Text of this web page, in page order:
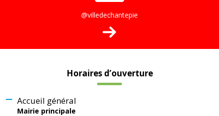
@villedechantepie
Horaires d’ouverture
Accueil général
Mairie principale